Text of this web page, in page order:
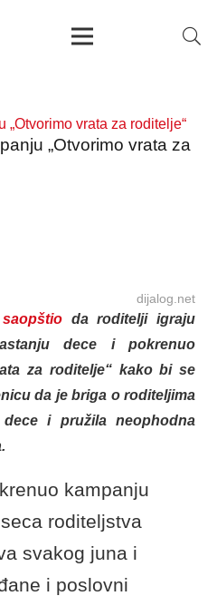
vrata za roditelje“
„Otvorimo vrata za
dijalog.net
saopštio da roditelji igraju
dece i pokrenuo
za roditelje“ kako bi se
da je briga o roditeljima
i pružila neophodna
kampanju
roditeljstva
svakog juna i
i poslovni